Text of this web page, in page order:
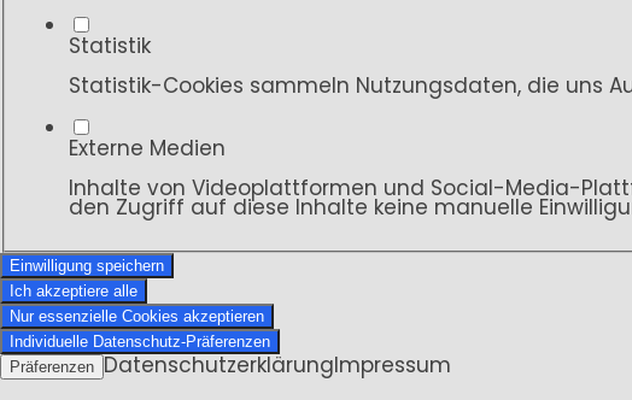
Statistik
Statistik-Cookies sammeln Nutzungsdaten, die uns
Externe Medien
Inhalte von Videoplattformen und Social-Media-
den Zugriff auf diese Inhalte keine manuelle
Einwilligung speichern
Ich akzeptiere alle
Nur essenzielle Cookies akzeptieren
Individuelle Datenschutz-Präferenzen
Präferenzen DatenschutzerklärungImpressum